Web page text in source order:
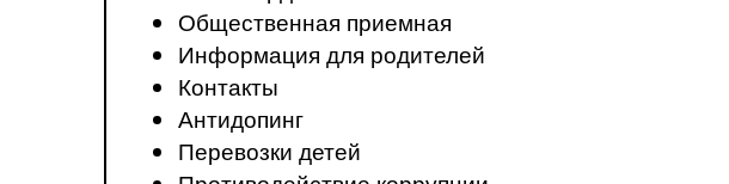
Общественная приемная
Информация для родителей
Контакты
Антидопинг
Перевозки детей